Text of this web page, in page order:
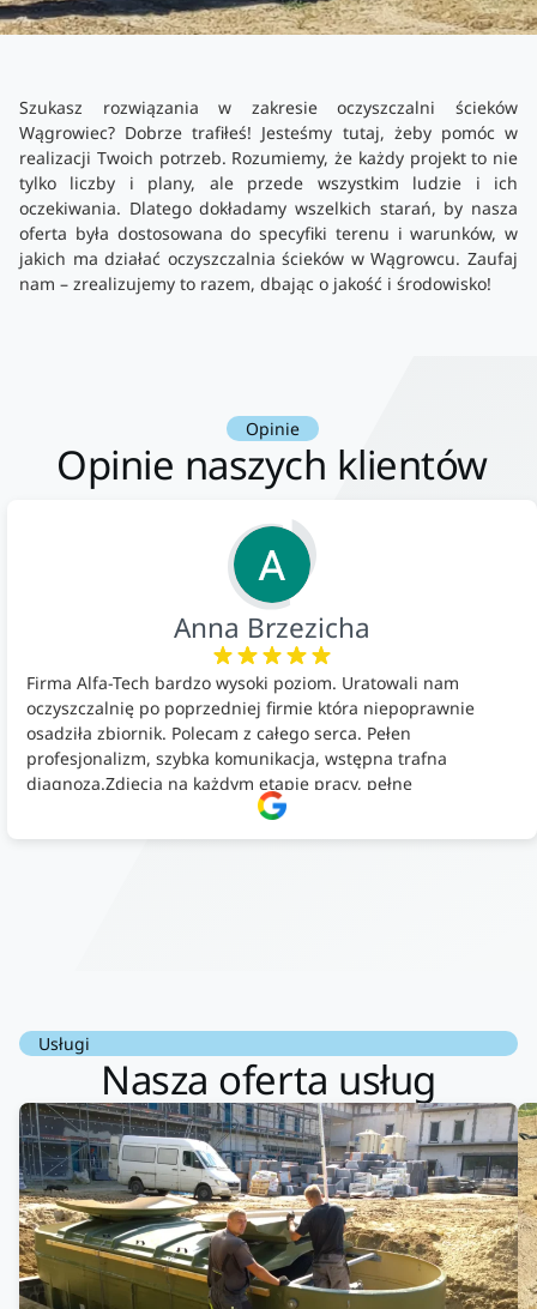
Szukasz rozwiązania w zakresie oczyszczalni ścieków
Wągrowiec? Dobrze trafiłeś! Jesteśmy tutaj, żeby pomóc w
realizacji Twoich potrzeb. Rozumiemy, że każdy projekt to nie
tylko liczby i plany, ale przede wszystkim ludzie i ich
oczekiwania. Dlatego dokładamy wszelkich starań, by nasza
oferta była dostosowana do specyfiki terenu i warunków, w
jakich ma działać oczyszczalnia ścieków w Wągrowcu. Zaufaj
nam – zrealizujemy to razem, dbając o jakość i środowisko!
Opinie
Opinie naszych klientów
Anna Brzezicha
Firma Alfa-Tech bardzo wysoki poziom. Uratowali nam
oczyszczalnię po poprzedniej firmie która niepoprawnie
osadziła zbiornik. Polecam z całego serca. Pełen
profesjonalizm, szybka komunikacja, wstępna trafna
diagnoza.Zdjęcia na każdym etapie pracy, pełne
doradztwo.Dobrze wyszkoleni i znający się na rzeczy.
Podsumowując ekipa na wysokim poziomie, rzetelna. Bardzo
Usługi
Nasza oferta usług